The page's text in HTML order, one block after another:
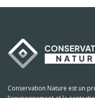
Conservation Nature est un